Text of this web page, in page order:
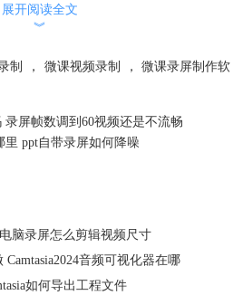
编就讲讲微课视频录制的操作教程。
，在软件的界面中单击“新建录制”，
展开阅读全文
︾
制 ， 微课视频录制 ，
微课录屏制作软
屏帧数调到60视频还是不流畅
里 ppt自带录屏如何降噪
脑录屏怎么剪辑视频尺寸
Camtasia2024音频可视化器在哪
如何导出工程文件